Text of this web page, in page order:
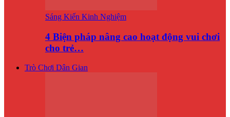
Sáng Kiến Kinh Nghiệm
4 Biện pháp nâng cao hoạt động vui chơi
cho trẻ…
Trò Chơi Dân Gian